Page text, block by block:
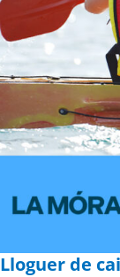
Lloguer de